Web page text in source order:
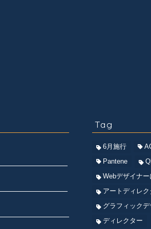
Tag
6月施行
Pantene
Webデザイナ
アートディレク
グラフィック
ディレクター